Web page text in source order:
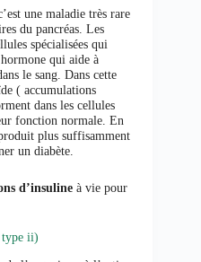
une maladie très rare
du pancréas. Les
spécialisées qui
qui aide à
le sang. Dans cette
( accumulations
dans les cellules
fonction normale. En
plus suffisamment
un diabète.
d’insuline à vie pour
type ii)